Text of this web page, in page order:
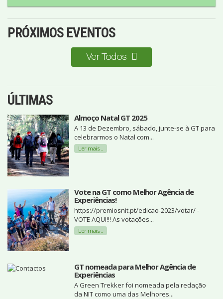
PRÓXIMOS EVENTOS
Ver Todos
ÚLTIMAS
Almoço Natal GT 2025
A 13 de Dezembro, sábado, junte-se à GT para
celebrarmos o Natal com...
Ler mais...
Vote na GT como Melhor Agência de
Experiências!
https://premiosnit.pt/edicao-2023/votar/ -
VOTE AQUI!!! As votações...
Ler mais...
GT nomeada para Melhor Agência de
Experiências
A Green Trekker foi nomeada pela redação
da NIT como uma das Melhores...